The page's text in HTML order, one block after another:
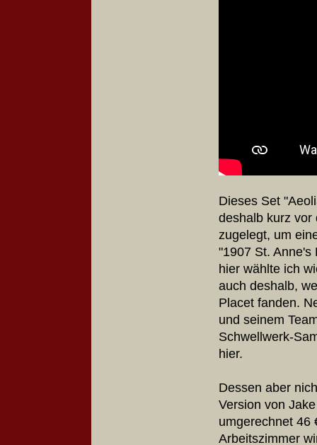
Dieses Set
deshalb kurz vor
zugelegt, um
"1907 St. Anne's
hier wählte ich
auch deshalb,
Placet fanden.
und seinem
Schwellwerk-
hier.
Dessen aber
Version von
umgerechnet 46
Arbeitszimmer